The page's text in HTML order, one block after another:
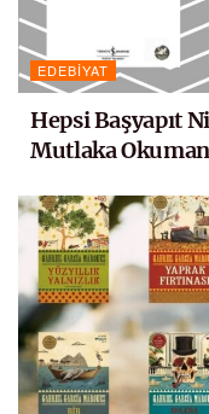
EDEBIYAT
Hepsi Başyapıt
Mutlaka